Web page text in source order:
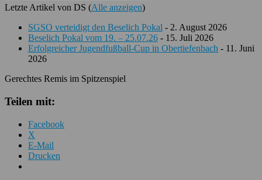
Letzte Artikel von DS (Alle anzeigen)
SGSO verteidigt den Beselich Pokal - 2. August 2026
Beselich Pokal vom 19. – 25.07.26 - 15. Juli 2026
Erfolgreicher Jugendfußball-Cup in Obertiefenbach - 11. Juni
2026
Gerechtes Remis im Spitzenspiel
Teilen mit:
Facebook
X
E-Mail
Drucken